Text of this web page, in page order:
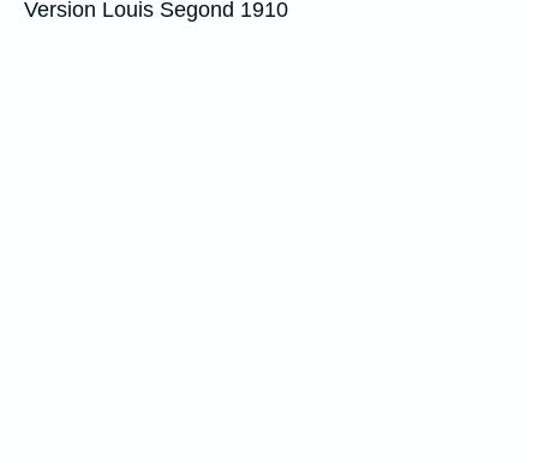
Version Louis Segond 1910